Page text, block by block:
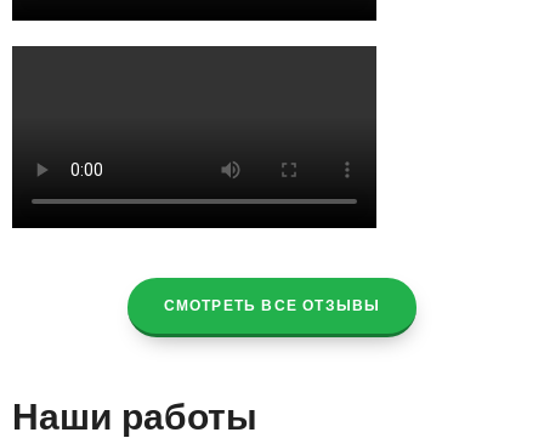
СМОТРЕТЬ ВСЕ ОТЗЫВЫ
Наши работы